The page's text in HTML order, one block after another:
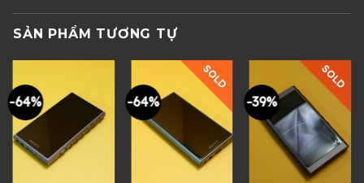
SẢN PHẨM TƯƠNG TỰ
-64% -64%
SOLD
-39%
SOLD